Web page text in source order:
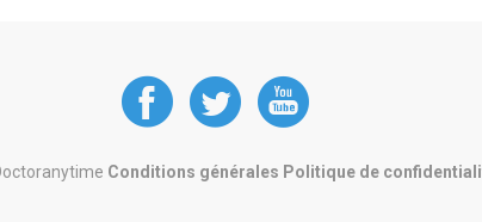
DoctorAnyTime
at at at
Conditions générales Politique de